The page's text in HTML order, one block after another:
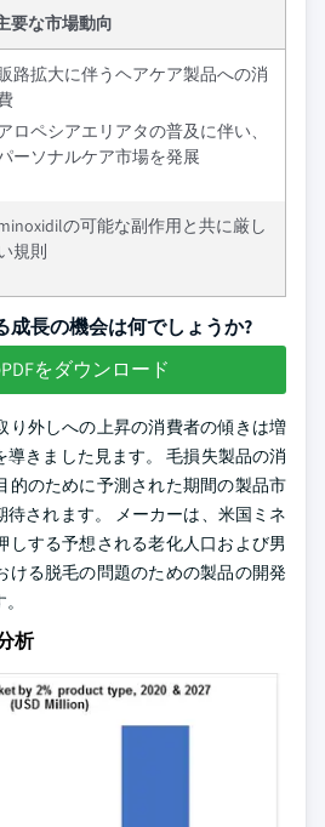
要な市場動向
路拡大に伴うヘアケア製品への消
ロペシアエリアタの普及に伴い、
ーソナルケア市場を発展
の可能な副作用と共に厳し
規則
成長の機会は何でしょうか?
をダウンロード
り外しへの上昇の消費者の傾きは増
導きました見ます。 毛損失製品の消
的のために予測された期間の製品市
されます。 メーカーは、米国ミネ
しする予想される老化人口および男
ける脱毛の問題のための製品の開発
析